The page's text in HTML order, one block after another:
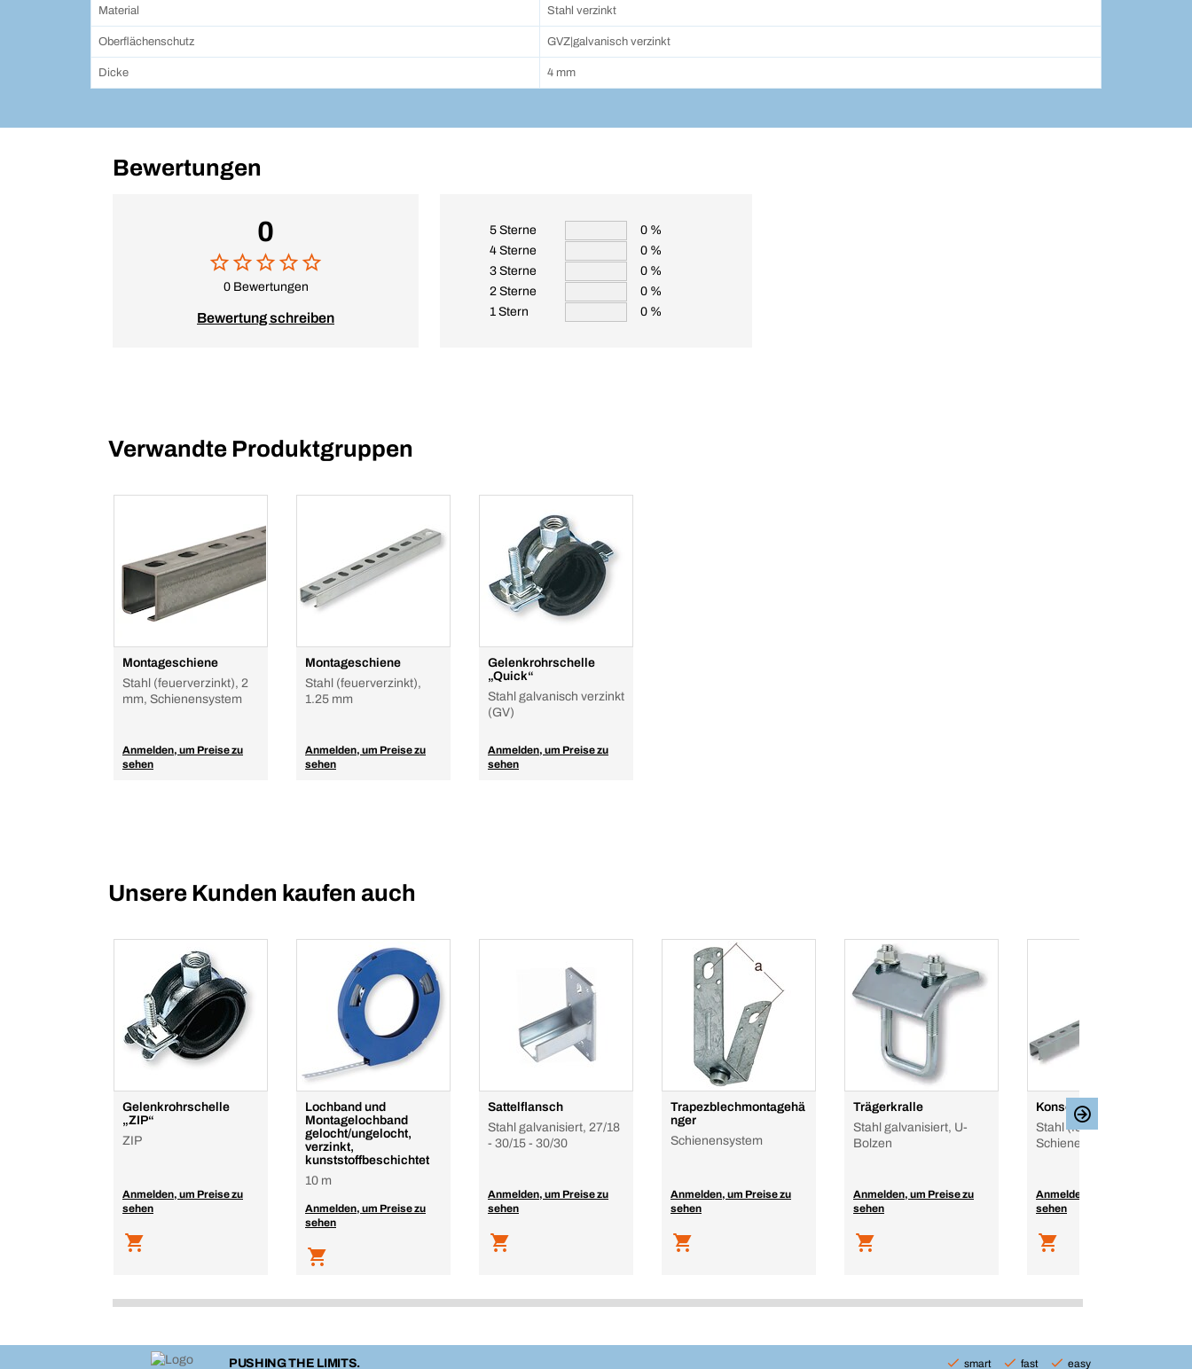
Material Stahl verzinkt
Oberflächenschutz GVZ|galvanisch verzinkt
Dicke 4 mm
Bewertungen
0
0 Bewertungen
Bewertung schreiben
5 Sterne
0 %
4 Sterne
0 %
3 Sterne
0 %
2 Sterne
0 %
1 Stern
0 %
Verwandte Produktgruppen
Montageschiene
Stahl (feuerverzinkt), 2
mm, Schienensystem
Anmelden, um Preise zu
sehen
Montageschiene
Stahl (feuerverzinkt),
1.25 mm
Anmelden, um Preise zu
sehen
Gelenkrohrschelle
„Quick“
Stahl galvanisch verzinkt
(GV)
Anmelden, um Preise zu
sehen
Unsere Kunden kaufen auch
Gelenkrohrschelle
„ZIP“
ZIP
Anmelden, um Preise zu
sehen
Lochband und
Montagelochband
gelocht/ungelocht,
verzinkt,
kunststoffbeschichtet
10 m
Anmelden, um Preise zu
sehen
Sattelflansch
Stahl galvanisiert, 27/18
- 30/15 - 30/30
Anmelden, um Preise zu
sehen
Trapezblechmontagehä
nger
Schienensystem
Anmelden, um Preise zu
sehen
Trägerkralle
Stahl galvanisiert, U-
Bolzen
Anmelden, um Preise zu
sehen
Konsole
Stahl (feuerverzinkt),
Schienensystem
Anmelden, um Preise zu
sehen
PUSHING THE LIMITS. smart fast easy